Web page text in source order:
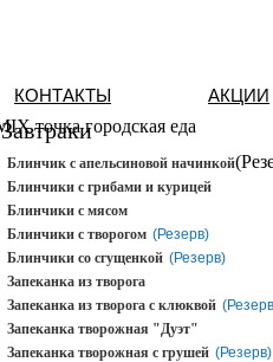
городская еда
КОНТАКТЫ АКЦИИ
Завтраки
Блинчик с апельсиновой начинкой
Блинчики с грибами и курицей
Блинчики с мясом
Блинчики с творогом (Резерв)
Блинчики со сгущенкой (Резерв)
Запеканка из творога
Запеканка из творога с клюквой
Запеканка творожная "Дуэт"
Запеканка творожная с грушей (Резерв)